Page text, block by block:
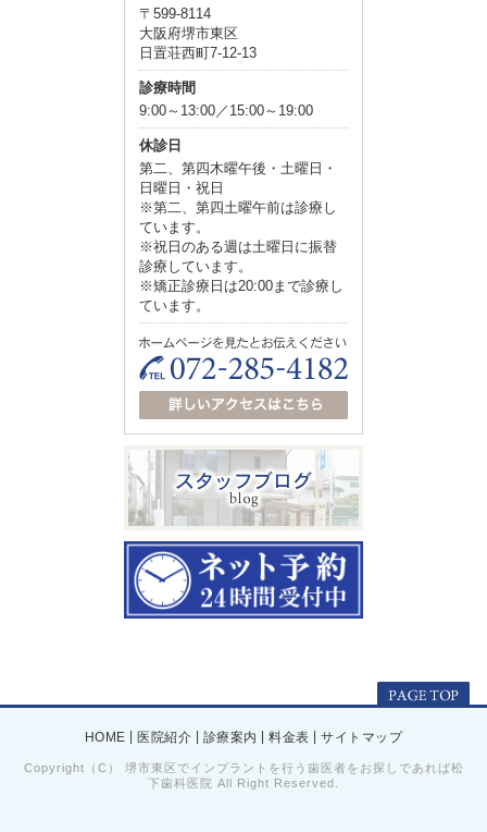
〒599-8114
大阪府堺市東区
日置荘西町7-12-13
診療時間
9:00～13:00／15:00～19:00
休診日
第二、第四木曜午後・土曜日・
日曜日・祝日
※第二、第四土曜午前は診療し
ています。
※祝日のある週は土曜日に振替
診療しています。
※矯正診療日は20:00まで診療し
ています。
HOME 医院紹介 診療案内 料金表 サイトマップ
Copyright（C） 堺市東区でインプラントを行う歯医者をお探しであれば松
下歯科医院 All Right Reserved.